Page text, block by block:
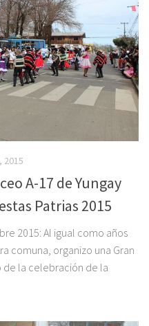
2015
A-17 de Yungay
Patrias 2015
2015: Al igual como años
comuna, organizo una Gran
de la celebración de la